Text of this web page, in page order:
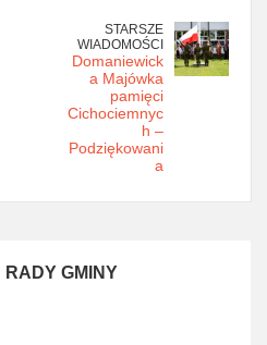
STARSZE
WIADOMOŚCI
Domaniewick
a Majówka
pamięci
Cichociemnyc
h –
Podziękowani
a
GMINY